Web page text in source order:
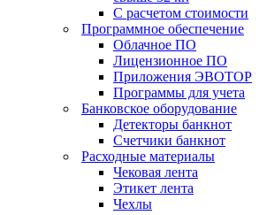
С расчетом стоимости
Программное обеспечение
Облачное ПО
Лицензионное ПО
Приложения ЭВОТОР
Программы для учета
Банковское оборудование
Детекторы банкнот
Счетчики банкнот
Расходные материалы
Чековая лента
Этикет лента
Чехлы